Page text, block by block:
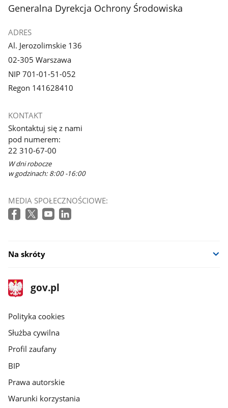
stopka
Generalna Dyrekcja Ochrony Środowiska
ADRES
Al. Jerozolimskie 136
02-305 Warszawa
NIP 701-01-51-052
Regon 141628410
KONTAKT
Skontaktuj się z nami
pod numerem:
22 310-67-00
W dni robocze
w godzinach: 8:00 -16:00
MEDIA SPOŁECZNOŚCIOWE:
Na skróty
stopka
gov.pl
Strona
gov.pl
gov.pl
Polityka cookies
Służba cywilna
Profil zaufany
BIP
Prawa autorskie
Warunki korzystania